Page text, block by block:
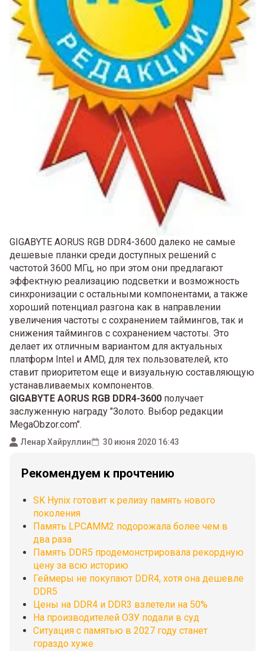
GIGABYTE AORUS RGB DDR4-3600 далеко не самые
дешевые планки среди доступных решений с
частотой 3600 МГц, но при этом они предлагают
эффектную реализацию подсветки и возможность
синхронизации с остальными компонентами, а также
хороший потенциал разгона как в направлении
увеличения частоты с сохранением таймингов, так и
снижения таймингов с сохранением частоты. Это
делает их отличным вариантом для актуальных
платформ Intel и AMD, для тех пользователей, кто
ставит приоритетом еще и визуальную составляющую
устанавливаемых компонентов.
GIGABYTE AORUS RGB DDR4-3600 получает
заслуженную награду "Золото. Выбор редакции
MegaObzor.com".
Ленар Хайруллин 30 июня 2020 16:43
Рекомендуем к прочтению
SK Hynix готовит к релизу память нового
поколения
Память LPCAMM2 подорожала более чем в
два раза
Память DDR5 продемонстрировала рекордную
цену за всю историю
Геймеры не покупают DDR4, хотя она дешевле
DDR5
Цены на DDR4 и DDR3 взлетели на 50%
На производителей ОЗУ подали в суд
Ситуация с памятью в 2027 году станет
гораздо хуже